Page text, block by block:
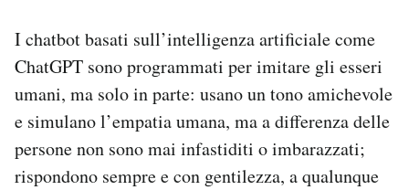
AREA PERSONALE
Area Personale
Newsletter
Notifiche mobile
I chatbot basati sull’intelligenza artificiale come
ChatGPT sono programmati per imitare gli esseri
umani, ma solo in parte: usano un tono amichevole
e simulano l’empatia umana, ma a differenza delle
persone non sono mai infastiditi o imbarazzati;
rispondono sempre e con gentilezza, a qualunque